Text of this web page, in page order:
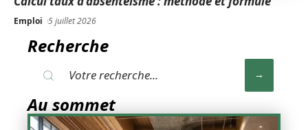
Emploi 5 juillet 2026
Recherche
Au sommet